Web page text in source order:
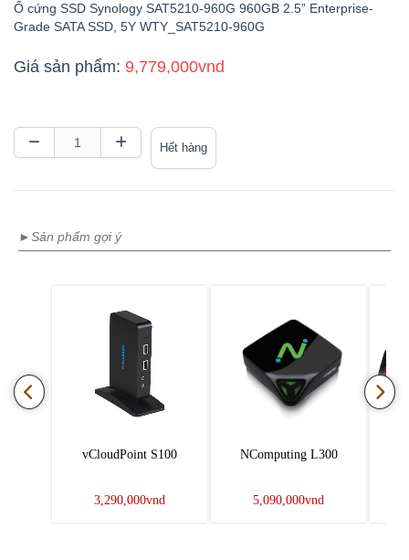
Ố cứng SSD Synology SAT5210-960G 960GB 2.5” Enterprise-
Grade SATA SSD, 5Y WTY_SAT5210-960G
Giá sản phẩm: 9,779,000vnd
Hết hàng
►Sản phẩm gợi ý
vCloudPoint S100
3,290,000vnd
NComputing L300
5,090,000vnd